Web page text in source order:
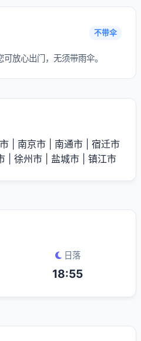
不带伞
放心出门，无须带雨伞。
南京市 南通市
宿迁市
徐州市 盐城市 镇江市
日落
18:55